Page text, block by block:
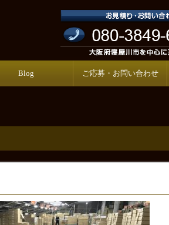
Blog ご応募・お問い合わせ